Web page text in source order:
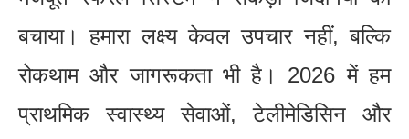
बचाया। हमारा लक्ष्य केवल उपचार नहीं, बल्कि
रोकथाम और जागरूकता भी है। 2026 में हम
प्राथमिक स्वास्थ्य सेवाओं, टेलीमेडिसिन और